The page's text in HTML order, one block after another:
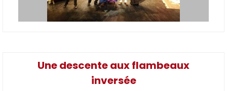
Une descente aux flambeaux
inversée